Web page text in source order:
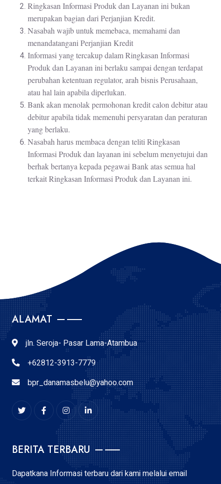
Ringkasan Informasi Produk dan Layanan ini bukan
merupakan bagian dari Perjanjian Kredit.
Nasabah wajib untuk memebaca, memahami dan
menandatangani Perjanjian Kredit
Informasi yang tercakup dalam Ringkasan Informasi
Produk dan Layanan ini berlaku sampai dengan terdapat
perubahan ketentuan regulator, arah bisnis Perusahaan,
atau hal lain apabila diperlukan.
Bank akan menolak permohonan kredit calon debitur atau
debitur apabila tidak memenuhi persyaratan dan peraturan
yang berlaku.
Nasabah harus membaca dengan teliti Ringkasan
Informasi Produk dan layanan ini sebelum menyetujui dan
berhak bertanya kepada pegawai Bank atas semua hal
terkait Ringkasan Informasi Produk dan Layanan ini.
ALAMAT
jln. Seroja- Pasar Lama-Atambua
+62812-3913-7779
bpr_danamasbelu@yahoo.com
BERITA TERBARU
Dapatkana Informasi terbaru dari kami melalui email